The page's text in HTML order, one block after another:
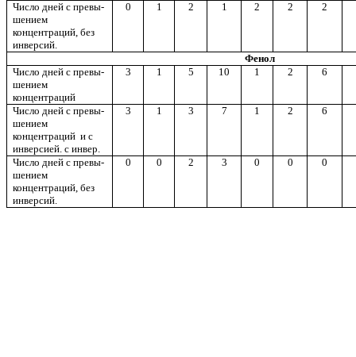
Число дней спревы-
шением
концентраций, без
инверсий.
0 1 2 1 2 2 2
Фенол
Число дней спревы-
шением
концентраций
3 1 5 10 1 2 6
Число дней спревы-
шением
концентраций и с
инверсией. с инвер.
3 1 3 7 1 2 6
Число дней спревы-
шением
концентраций, без
инверсий.
0 0 2 3 0 0 0